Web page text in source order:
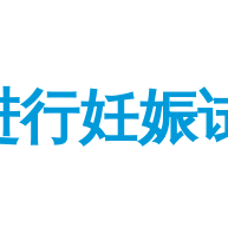
行妊娠